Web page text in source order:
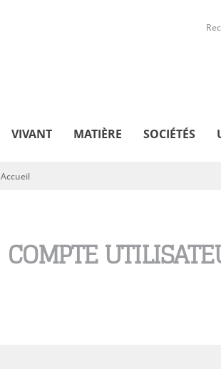
VIVANT MATIÈRE SOCIÉTÉS
Vous êtes ici
Accueil
COMPTE